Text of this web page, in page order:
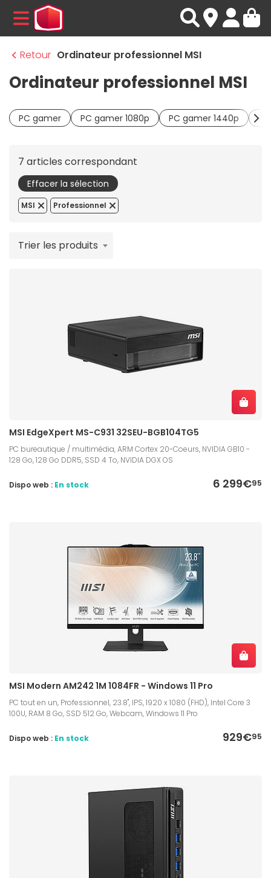
MENU
Retour Ordinateur professionnel MSI
Ordinateur professionnel MSI
PC gamer PC gamer 1080p PC gamer 1440p
7 articles correspondant
Effacer la sélection
MSI Professionnel
Trier les produits
MSI EdgeXpert MS-C931 32SEU-BGB104TG5
PC bureautique / multimédia, ARM Cortex 20-Coeurs, NVIDIA GB10 -
128 Go, 128 Go DDR5, SSD 4 To, NVIDIA DGX OS
6 299€95
Dispo web : En stock
MSI Modern AM242 1M 1084FR - Windows 11 Pro
PC tout en un, Professionnel, 23.8", IPS, 1920 x 1080 (FHD), Intel Core 3
100U, RAM 8 Go, SSD 512 Go, Webcam, Windows 11 Pro
929€95
Dispo web : En stock